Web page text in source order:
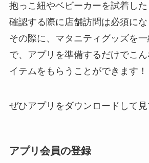
抱っこ紐やベビーカーを試着し
確認する際に店舗訪問は必須にな
その際に、マタニティグッズを
で、アプリを準備するだけでこ
イテムをもらうことができます！
ぜひアプリをダウンロードして見
アプリ会員の登録